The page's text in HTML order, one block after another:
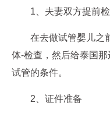
1、夫妻双方提前
在去做试管婴儿之
体-检查，然后给泰国
试管的条件。
2、证件准备